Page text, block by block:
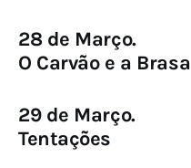
28 de Março.
O Carvão e a Brasa
29 de Março.
Tentações